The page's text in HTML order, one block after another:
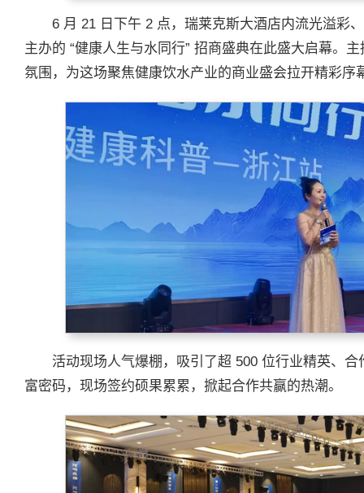
6 月 21 日下午 2 点，瑞莱克斯大酒店内流光溢彩
主办的 “健康人生与水同行” 招商盛典在此盛大启幕。
氛围，为这场聚焦健康饮水产业的商业盛会拉开精彩序
活动现场人气爆棚，吸引了超 500 位行业精英、
富密码，现场签约硕果累累，掀起合作共赢的热潮。